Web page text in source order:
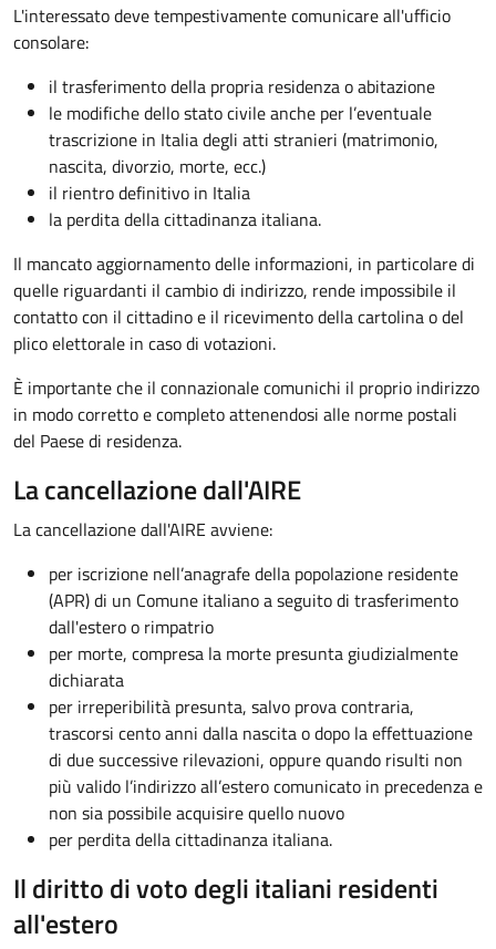
L'interessato deve tempestivamente comunicare all'ufficio
consolare:
il trasferimento della propria residenza o abitazione
le modifiche dello stato civile anche per l’eventuale
trascrizione in Italia degli atti stranieri (matrimonio,
nascita, divorzio, morte, ecc.)
il rientro definitivo in Italia
la perdita della cittadinanza italiana.
Il mancato aggiornamento delle informazioni, in particolare di
quelle riguardanti il cambio di indirizzo, rende impossibile il
contatto con il cittadino e il ricevimento della cartolina o del
plico elettorale in caso di votazioni.
È importante che il connazionale comunichi il proprio indirizzo
in modo corretto e completo attenendosi alle norme postali
del Paese di residenza.
La cancellazione dall'AIRE
La cancellazione dall'AIRE avviene:
per iscrizione nell’anagrafe della popolazione residente
(APR) di un Comune italiano a seguito di trasferimento
dall'estero o rimpatrio
per morte, compresa la morte presunta giudizialmente
dichiarata
per irreperibilità presunta, salvo prova contraria,
trascorsi cento anni dalla nascita o dopo la effettuazione
di due successive rilevazioni, oppure quando risulti non
più valido l’indirizzo all’estero comunicato in precedenza e
non sia possibile acquisire quello nuovo
per perdita della cittadinanza italiana.
Il diritto di voto degli italiani residenti
all'estero